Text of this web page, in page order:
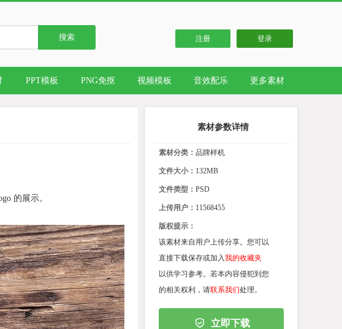
搜索 注册 登录
PPT模板 PNG免抠 视频模板 音效配乐 更多素材
的展示。
素材参数详情
素材分类： 品牌样机
文件大小： 132MB
文件类型： PSD
上传用户： 11568455
版权提示：
该素材来自用户上传分享。您可以
直接下载保存或加入我的收藏夹
以供学习参考。若本内容侵犯到您
的相关权利，请联系我们处理。
立即下载